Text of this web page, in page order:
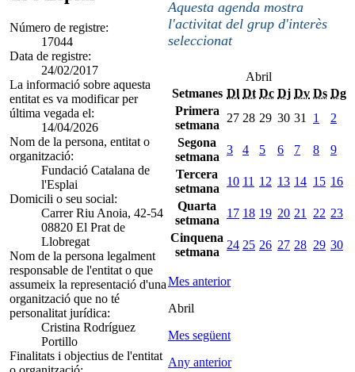
Número de registre:
17044
Data de registre:
24/02/2017
La informació sobre aquesta
entitat es va modificar per
última vegada el:
14/04/2026
Nom de la persona, entitat o
organització:
Fundació Catalana de
l'Esplai
Domicili o seu social:
Carrer Riu Anoia, 42-54
08820 El Prat de
Llobregat
Nom de la persona legalment
responsable de l'entitat o que
assumeix la representació d'una
organització que no té
personalitat jurídica:
Cristina Rodríguez
Portillo
Finalitats i objectius de l'entitat
Aquesta agenda mostra
l'activitat del grup d'interès
seleccionat
Abril
Setmanes Dl Dt Dc Dj Dv Ds Dg
Primera
setmana
27 28 29 30 31 1
2
Segona
setmana
3 4 5 6 7 8
9
Tercera
setmana
10 11 12 13 14 15 16
Quarta
setmana
17 18 19 20 21 22 23
Cinquena
setmana
24 25 26 27 28 29 30
Mes anterior
Abril
Mes següent
Any anterior